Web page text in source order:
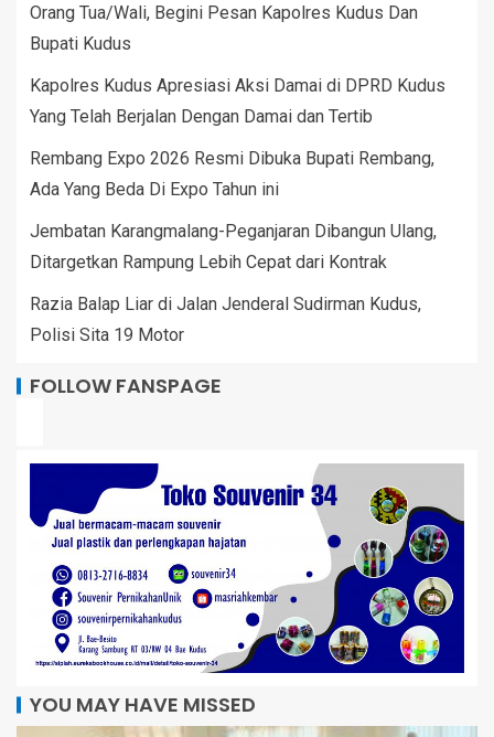
Orang Tua/Wali, Begini Pesan Kapolres Kudus Dan
Bupati Kudus
Kapolres Kudus Apresiasi Aksi Damai di DPRD Kudus
Yang Telah Berjalan Dengan Damai dan Tertib
Rembang Expo 2026 Resmi Dibuka Bupati Rembang,
Ada Yang Beda Di Expo Tahun ini
Jembatan Karangmalang-Peganjaran Dibangun Ulang,
Ditargetkan Rampung Lebih Cepat dari Kontrak
Razia Balap Liar di Jalan Jenderal Sudirman Kudus,
Polisi Sita 19 Motor
FOLLOW FANSPAGE
YOU MAY HAVE MISSED